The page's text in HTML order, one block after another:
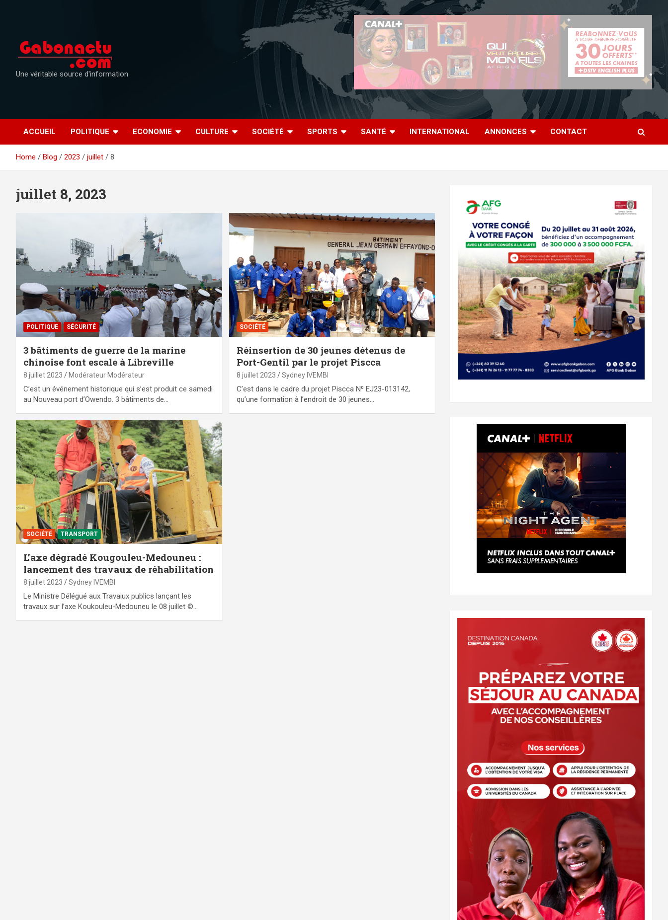
Une véritable source d'information
ACCUEIL POLITIQUE ECONOMIE CULTURE SOCIÉTÉ SPORTS SANTÉ INTERNATIONAL ANNONCES CONTACT
Home Blog 2023 juillet 8
juillet 8, 2023
POLITIQUE SÉCURITÉ
3 bâtiments de guerre de la marine
chinoise font escale à Libreville
8 juillet 2023 Modérateur Modérateur
C’est un événement historique qui s’est produit ce samedi
au Nouveau port d’Owendo. 3 bâtiments de…
SOCIÉTÉ
Réinsertion de 30 jeunes détenus de
Port-Gentil par le projet Piscca
8 juillet 2023 Sydney IVEMBI
C’est dans le cadre du projet Piscca N⁰ EJ23-013142,
qu’une formation à l’endroit de 30 jeunes…
SOCIÉTÉ TRANSPORT
L’axe dégradé Kougouleu-Medouneu :
lancement des travaux de réhabilitation
8 juillet 2023 Sydney IVEMBI
Le Ministre Délégué aux Travaiux publics lançant les
travaux sur l’axe Koukouleu-Medouneu le 08 juillet ©…